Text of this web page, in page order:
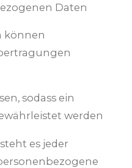
Daten
können
sodass ein
werden
es jeder